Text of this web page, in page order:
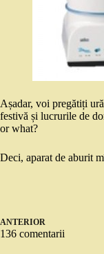
Așadar, voi pregătiți
festivă și lucrurile de
or what?
Deci, aparat de aburit
ANTERIOR
136 comentarii